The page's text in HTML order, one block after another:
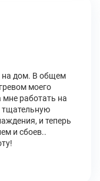
на дом. В общем
моего
работать на
тщательную
и теперь
и сбоев..